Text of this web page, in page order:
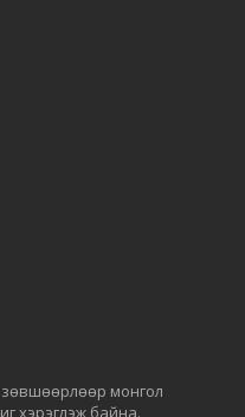
монгол
хэрэглэж байна.